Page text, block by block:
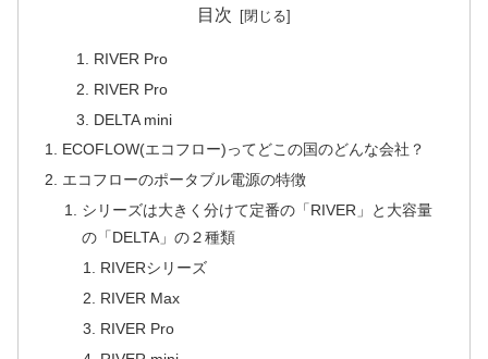
目次
RIVER Pro
RIVER Pro
DELTA mini
ECOFLOW(エコフロー)ってどこの国のどんな会社？
エコフローのポータブル電源の特徴
シリーズは大きく分けて定番の「RIVER」と大容量
の「DELTA」の２種類
RIVERシリーズ
RIVER Max
RIVER Pro